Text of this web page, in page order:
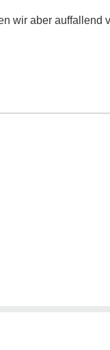
wir aber auffallend